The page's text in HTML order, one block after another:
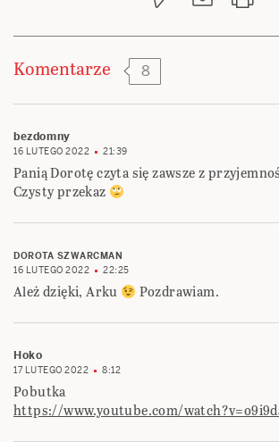
Komentarze 8
bezdomny
16 LUTEGO 2022 21:39
Panią Dorotę czyta się zawsze z
Czysty przekaz
DOROTA SZWARCMAN
16 LUTEGO 2022
22:25
Ależ dzięki, Arku Pozdrawiam.
Hoko
17 LUTEGO 2022 8:12
Pobutka
https://www.youtube.com/